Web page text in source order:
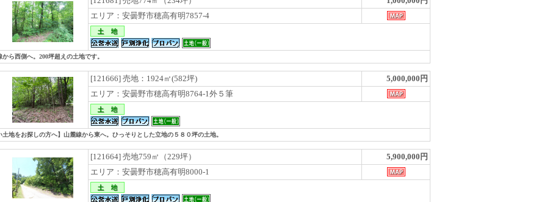
エリア：安曇野市穂高有明7857-4
ら西側へ。200坪超えの土地です。
[121666] 売地：1924㎡(582坪)
5,000,000円
エリア：安曇野市穂高有明8764-1外５筆
地をお探しの方へ】山麓線から東へ。ひっそりとした立地の５８０坪の土地。
[121664] 売地759㎡（229坪）
5,900,000円
エリア：安曇野市穂高有明8000-1